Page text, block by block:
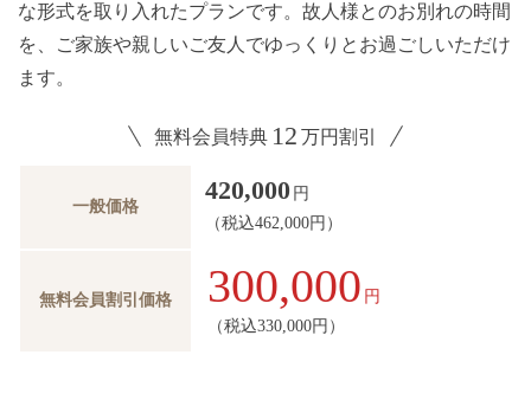
な形式を取り入れたプランです。故人様とのお別れの時間
を、ご家族や親しいご友人でゆっくりとお過ごしいただけ
ます。
無料会員特典 12 万円割引
一般価格
420,000 円
（税込462,000円）
無料会員割引価格 300,000 円
（税込330,000円）